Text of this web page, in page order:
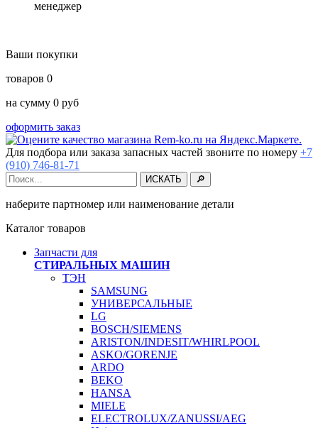
менеджер
Ваши покупки
товаров 0
на сумму 0 руб
оформить заказ
Для подбора или заказа запасных частей звоните по номеру +7
(910) 746-81-71
наберите партномер или наименование детали
Каталог товаров
Запчасти для
СТИРАЛЬНЫХ МАШИН
ТЭН
SAMSUNG
УНИВЕРСАЛЬНЫЕ
LG
BOSCH/SIEMENS
ARISTON/INDESIT/WHIRLPOOL
ASKO/GORENJE
ARDO
BEKO
HANSA
MIELE
ELECTROLUX/ZANUSSI/AEG